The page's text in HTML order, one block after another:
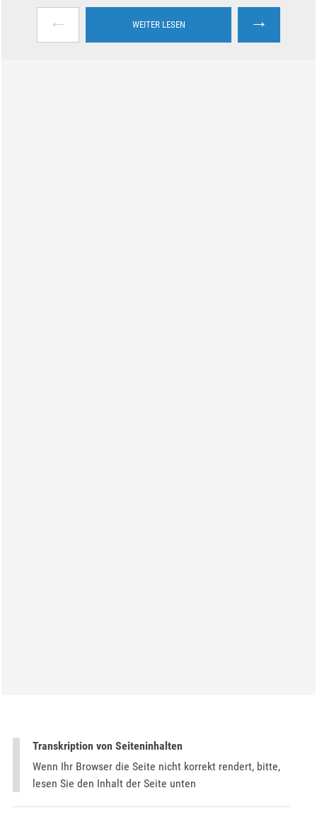
← WEITER LESEN →
Transkription von Seiteninhalten
Wenn Ihr Browser die Seite nicht korrekt rendert, bitte,
lesen Sie den Inhalt der Seite unten